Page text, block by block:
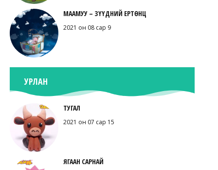
МААМУУ – ЗҮҮДНИЙ ЕРТӨНЦ
2021 он 08 сар 9
УРЛАН
ТУГАЛ
2021 он 07 сар 15
ЯГААН САРНАЙ